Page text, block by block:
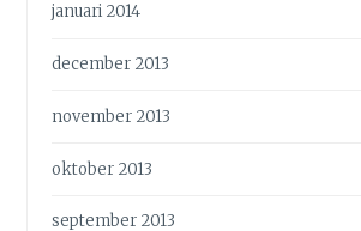
januari 2014
december 2013
november 2013
oktober 2013
september 2013